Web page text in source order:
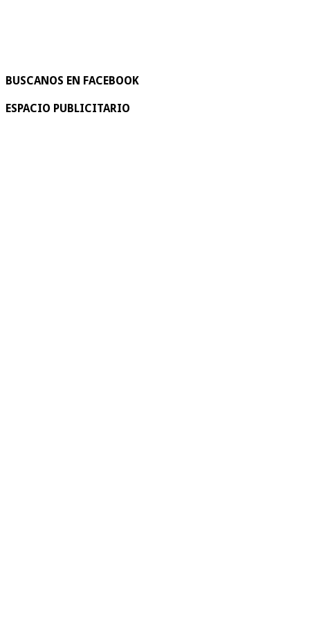
BUSCANOS EN FACEBOOK
ESPACIO PUBLICITARIO